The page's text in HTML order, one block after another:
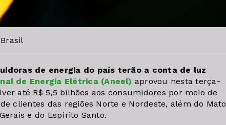
de energia do país terão a conta de luz
de Energia Elétrica (Aneel) aprovou nesta terça-
até R$ 5,5 bilhões aos consumidores por meio de
clientes das regiões Norte e Nordeste, além do Mato
e do Espírito Santo.